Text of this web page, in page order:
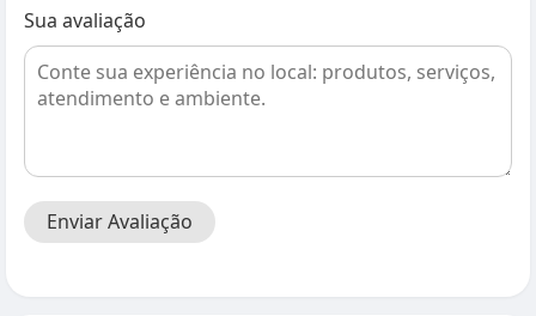
Sua avaliação
Enviar Avaliação